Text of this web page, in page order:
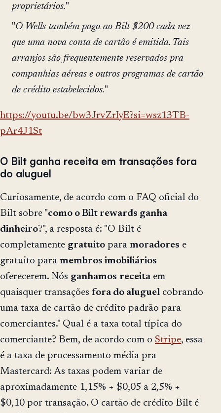
proprietários."
"O Wells também paga ao Bilt $200 cada vez
que uma nova conta de cartão é emitida. Tais
arranjos são frequentemente reservados pra
companhias aéreas e outros programas de cartão
de crédito estabelecidos."
https://youtu.be/bw3JrvZrIyE?si=wsz13TB-
pAr4J1St
O Bilt ganha receita em transações fora
do aluguel
Curiosamente, de acordo com o FAQ oficial do
Bilt sobre "como o Bilt rewards ganha
dinheiro?", a resposta é: "O Bilt é
completamente gratuito para moradores e
gratuito para membros imobiliários
oferecerem. Nós ganhamos receitaem
quaisquer transações fora do aluguel cobrando
uma taxa de cartão de crédito padrão para
comerciantes." Qual é a taxa total típica do
comerciante? Bem, de acordo com o Stripe, essa
é a taxa de processamento média pra
Mastercard: As taxas podem variar de
aproximadamente 1,15% + $0,05 a 2,5% +
$0,10 por transação. O cartão de crédito Bilt é